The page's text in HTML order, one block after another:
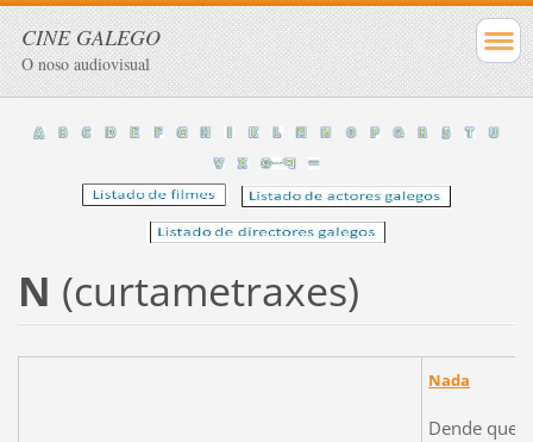
CINE GALEGO
O noso audiovisual
N (curtametraxes)
Nada
Dende que